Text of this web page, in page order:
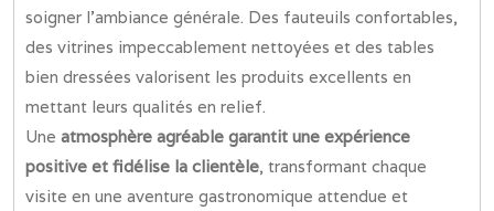
soigner l’ambiance générale. Des fauteuils confortables,
des vitrines impeccablement nettoyées et des tables
bien dressées valorisent les produits excellents en
mettant leurs qualités en relief.
Une atmosphère agréable garantit une expérience
positive et fidélise la clientèle, transformant chaque
visite en une aventure gastronomique attendue et